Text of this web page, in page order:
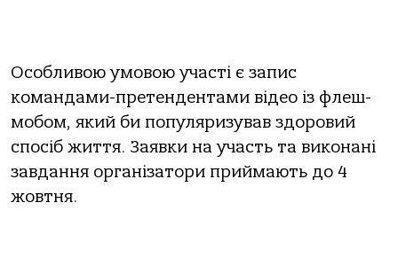
Особливою умовою участі є запис
командами-претендентами відео із флеш-
мобом, який би популяризував здоровий
спосіб життя. Заявки на участь та виконані
завдання організатори приймають до 4
жовтня.